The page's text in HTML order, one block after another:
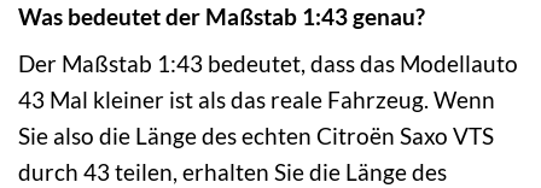
Was bedeutet der Maßstab 1:43 genau?
Der Maßstab 1:43 bedeutet, dass das Modellauto
43 Mal kleiner ist als das reale Fahrzeug. Wenn
Sie also die Länge des echten Citroën Saxo VTS
durch 43 teilen, erhalten Sie die Länge des